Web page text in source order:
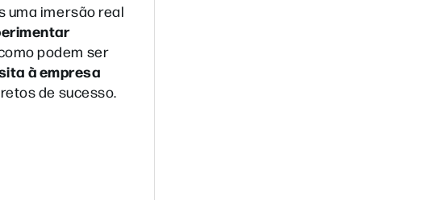
uma imersão real
podem ser
à empresa
de sucesso.